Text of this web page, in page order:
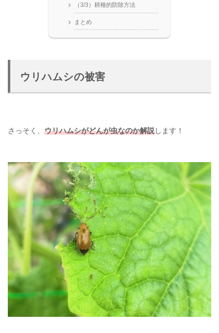
（3/3）耕種的防除方法
まとめ
ウリハムシの被害
さっそく、 ウリハムシがどんが虫なのか解説します！